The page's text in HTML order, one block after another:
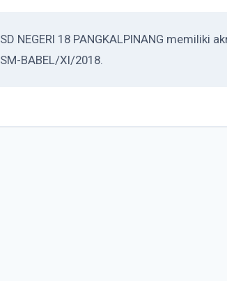
SD NEGERI 18 PANGKALPINANG memiliki
SM-BABEL/XI/2018.